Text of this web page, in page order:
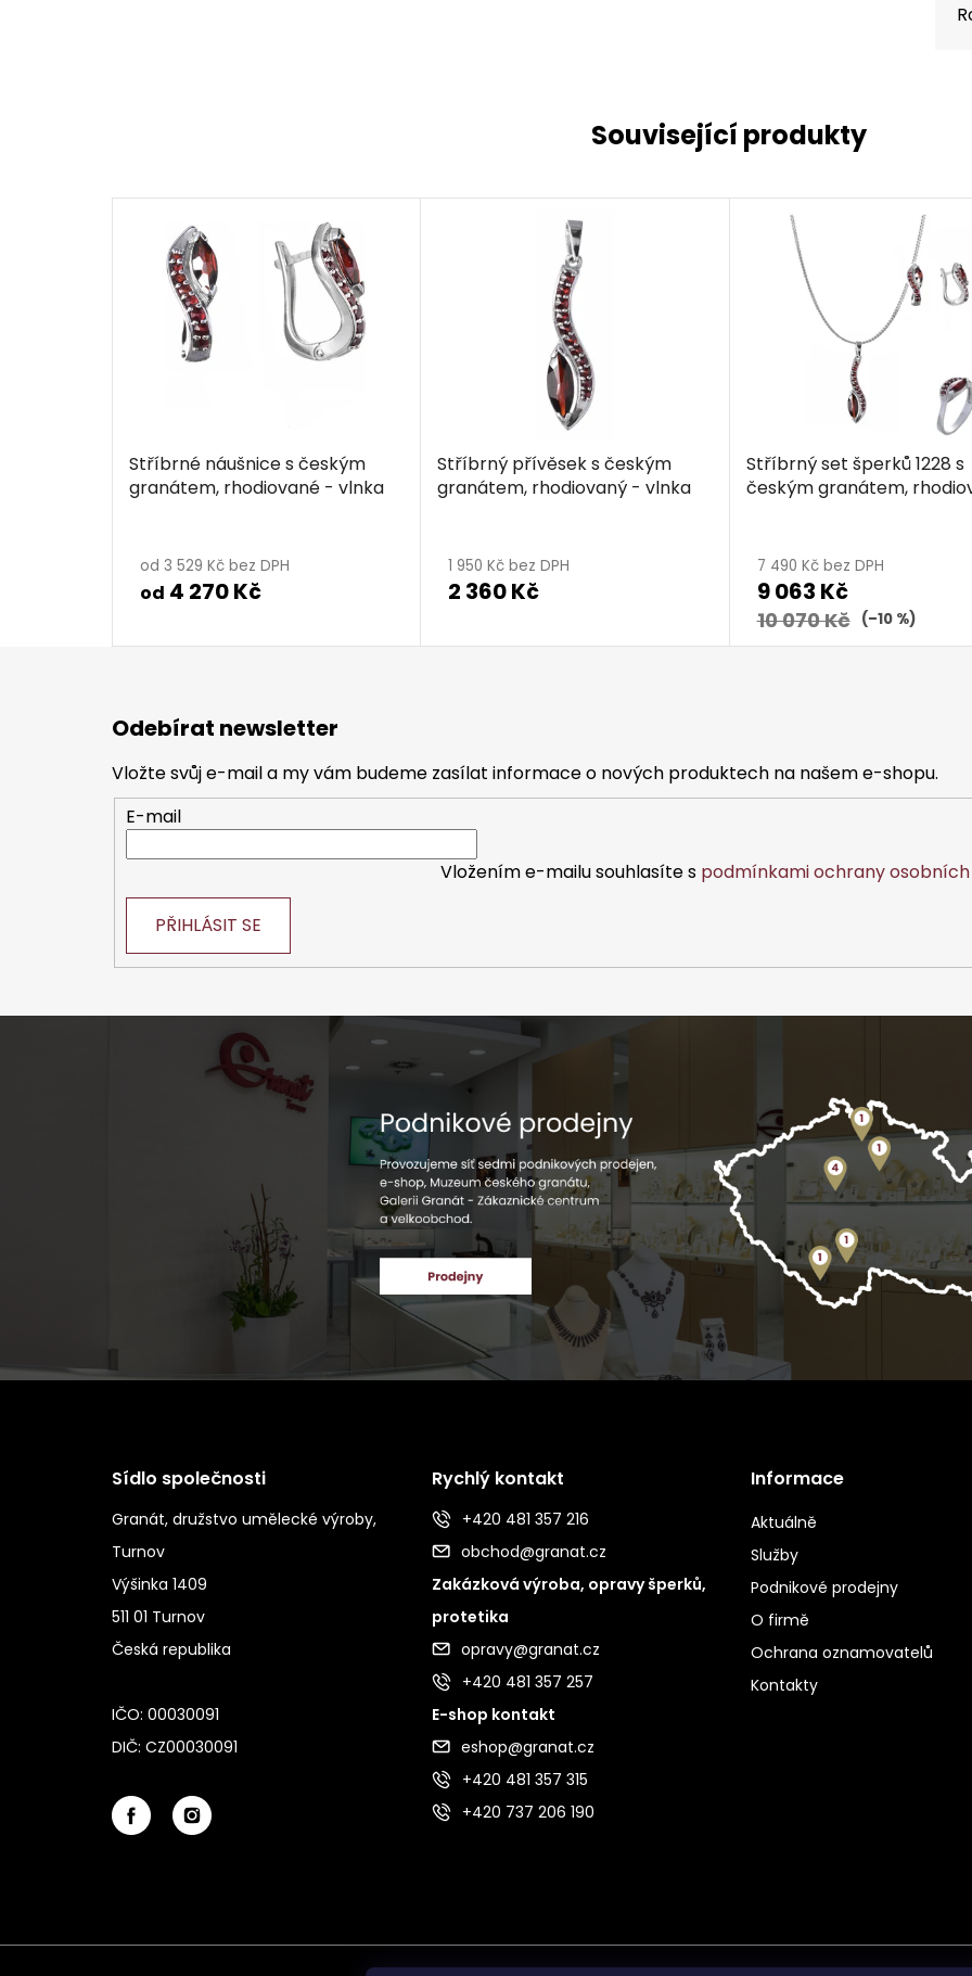
Související produkty
Stříbrné náušnice s českým
granátem, rhodiované - vlnka
od 3 529 Kč bez DPH
od 4 270 Kč
Stříbrný přívěsek s českým
granátem, rhodiovaný - vlnka
1 950 Kč bez DPH
2 360 Kč
Stříbrný set šperků 1228 s
českým granátem,
7 490 Kč bez DPH
9 063 Kč
10 070 Kč (–10 %)
Odebírat newsletter
Vložte svůj e-mail a my vám budeme zasílat informace o nových produktech na našem e-shopu.
E-mail
Vložením e-mailu souhlasíte s podmínkami ochrany osobních
PŘIHLÁSIT SE
Sídlo společnosti
Granát, družstvo umělecké výroby,
Turnov
Výšinka 1409
511 01 Turnov
Česká republika
IČO: 00030091
DIČ: CZ00030091
Rychlý kontakt
+420 481 357 216
obchod@granat.cz
Zakázková výroba, opravy šperků,
protetika
opravy@granat.cz
+420 481 357 257
E-shop kontakt
eshop@granat.cz
+420 481 357 315
+420 737 206 190
Informace
Aktuálně
Služby
Podnikové prodejny
O firmě
Ochrana oznamovatelů
Kontakty